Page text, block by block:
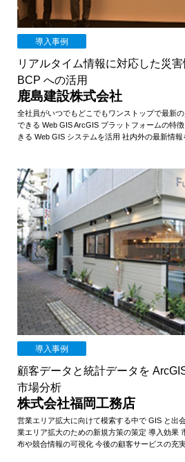
導入事例
リアルタイム情報に対応した災
BCP への活用
鹿島建設株式会社
全社員がいつでもどこでもワンストップで最新
できる Web GIS ArcGIS プラットフォームの特
きる Web GIS システムを活用 社内外の最新情報
導入事例
顧客データと統計データを
市場分析
株式会社福岡工務店
営業エリア拡大に向けて模索する中で GIS と出
業エリア拡大のための新規方策の策定 導入効果
布や競合情報の可視化 今後の顧客サービスの充